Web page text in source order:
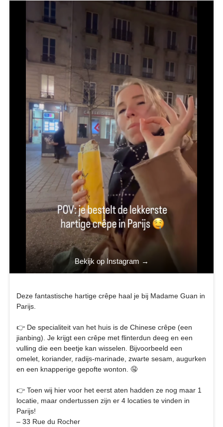
Bekijk op Instagram →
Deze fantastische hartige crêpe haal je bij Madame Guan in
Parijs.
👉 De specialiteit van het huis is de Chinese crêpe (een
jianbing). Je krijgt een crêpe met flinterdun deeg en een
vulling die een beetje kan wisselen. Bijvoorbeeld een
omelet, koriander, radijs-marinade, zwarte sesam, augurken
en een knapperige gepofte wonton. 🤤
👉 Toen wij hier voor het eerst aten hadden ze nog maar 1
locatie, maar ondertussen zijn er 4 locaties te vinden in
Parijs!
– 33 Rue du Rocher